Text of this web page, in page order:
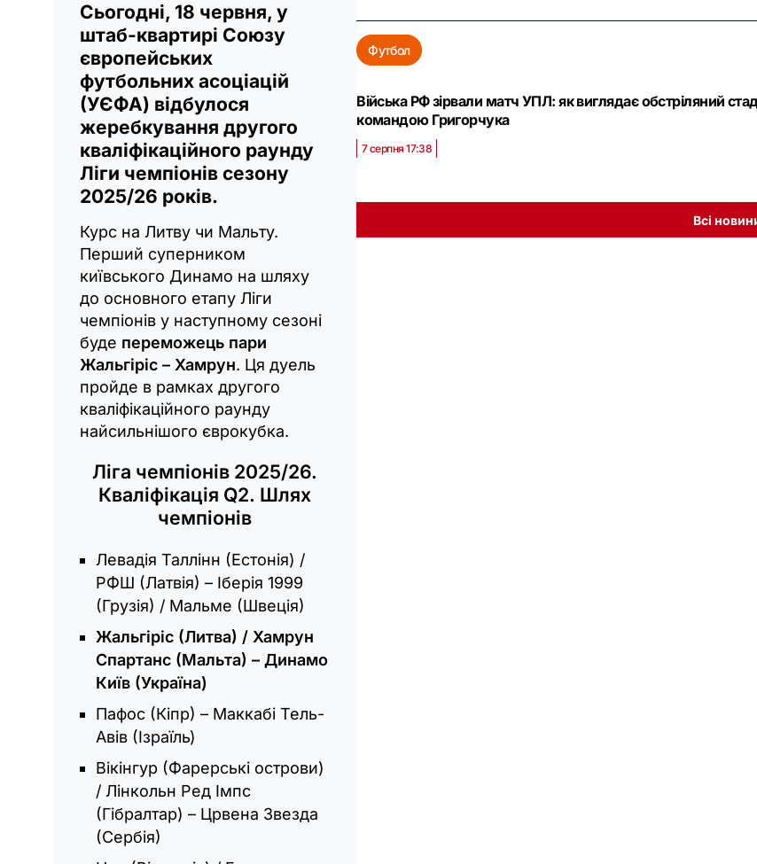
Сьогодні, 18 червня, у
штаб-квартирі Союзу
європейських
футбольних асоціацій
(УЄФА) відбулося
жеребкування другого
кваліфікаційного раунду
Ліги чемпіонів сезону
2025/26 років.
Курс на Литву чи Мальту.
Перший суперником
київського Динамо на шляху
до основного етапу Ліги
чемпіонів у наступному сезоні
буде переможець пари
Жальгіріс – Хамрун. Ця дуель
пройде в рамках другого
кваліфікаційного раунду
найсильнішого єврокубка.
Ліга чемпіонів 2025/26.
Кваліфікація Q2. Шлях
чемпіонів
Левадія Таллінн (Естонія) /
РФШ (Латвія) – Іберія 1999
(Грузія) / Мальме (Швеція)
Жальгіріс (Литва) / Хамрун
Спартанс (Мальта) – Динамо
Київ (Україна)
Пафос (Кіпр) – Маккабі Тель-
Авів (Ізраїль)
Вікінгур (Фарерські острови)
/ Лінкольн Ред Імпс
(Гібралтар) – Црвена Звезда
(Сербія)
Футбол
Війська РФ зірвали матч УПЛ: як виглядає обстріляний
командою Григорчука
7 серпня 17:38
Всі